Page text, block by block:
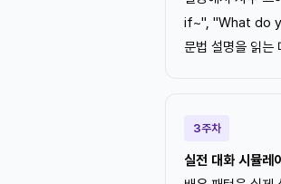
if~", "What do
문법 설명을 읽는
3주차
실전 대화 시뮬